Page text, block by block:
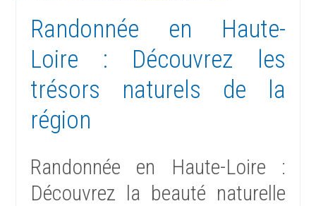
Randonnée en Haute-
Loire : Découvrez les
trésors naturels de la
région
Randonnée en Haute-Loire :
Découvrez la beauté naturelle